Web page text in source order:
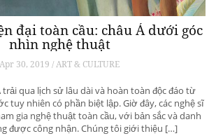
đại toàn cầu: châu Á dưới góc
nhìn nghệ thuật
Apr 30, 2019 / ART & CULTURE
qua lịch sử lâu dài và hoàn toàn độc đáo từ
tuy nhiên có phần biệt lập. Giờ đây, các nghệ sĩ
gia nghệ thuật toàn cầu, với bản sắc và danh
được công nhận. Chúng tôi giới thiệu […]